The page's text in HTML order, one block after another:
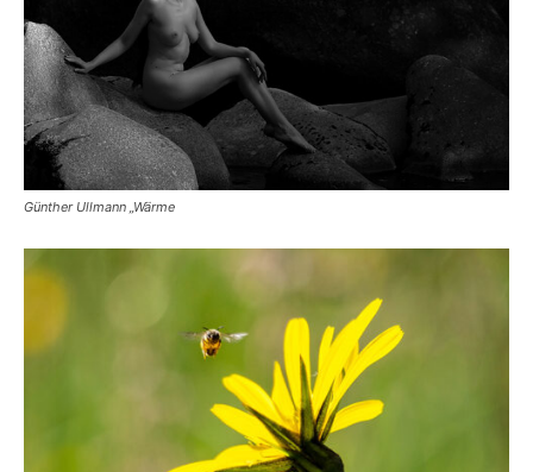
Günther Ullmann „Wärme